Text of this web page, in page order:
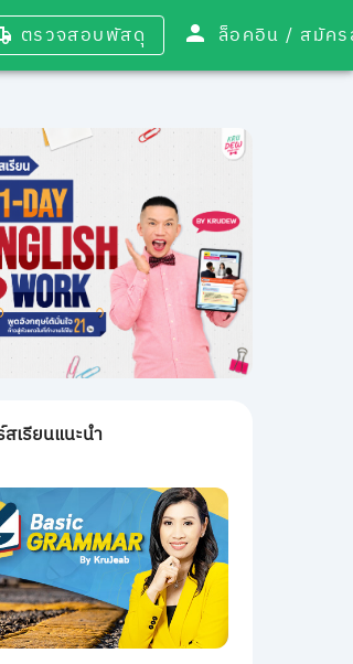
ตรวจสอบพัสดุ ล็อคอิน /
เรียนแนะนำ